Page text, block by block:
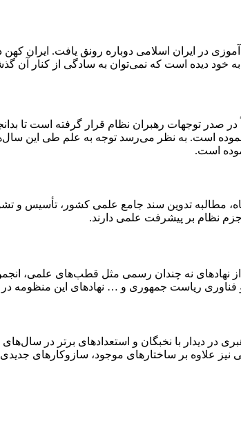
در ایران اسلامی دوباره رونق یافت. ایران کهن
به خود دیده است که نمی‌توان به سادگی از کنار آن
توجهات رهبران نظام قرار گرفته است تا
نموده است. به نظر می‌رسد توجه به علم طی این
است.
مطالبه تدوین سند جامع علمی کشور، تأسیس و
نظام بر پیشرفت علمی دارند.
نهادهای نه چندان رسمی مثل قطب‌های علمی،
ریاست جمهوری و … نهادهای این منظومه
دیدار با نخبگان و استعدادهای برتر در
نیز علاوه بر ساختارهای موجود، سازوکارهای